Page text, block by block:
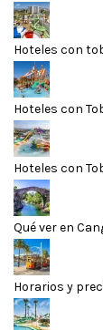
Hoteles con
Hoteles con
Hoteles con
Qué ver en
Horarios y